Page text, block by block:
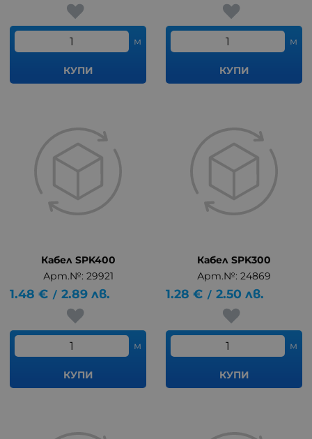
м
КУПИ
м
КУПИ
Кабел SPK400
Арт.№: 29921
1.48 € / 2.89 лв.
м
КУПИ
Кабел SPK300
Арт.№: 24869
1.28 € / 2.50 лв.
м
КУПИ